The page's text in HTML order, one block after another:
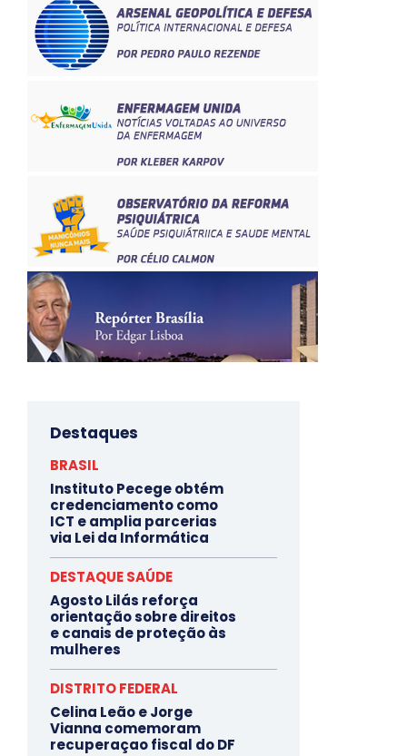
Destaques
BRASIL
Instituto Pecege obtém
credenciamento como
ICT e amplia parcerias
via Lei da Informática
DESTAQUE SAÚDE
Agosto Lilás reforça
orientação sobre direitos
e canais de proteção às
mulheres
DISTRITO FEDERAL
Celina Leão e Jorge
Vianna comemoram
recuperaçao fiscal do DF